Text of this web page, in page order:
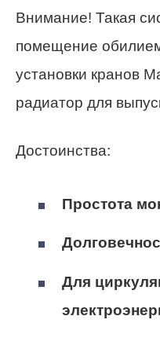
Внимание! Такая
помещение
установки кранов
радиатор для
Достоинства:
Простота
Для